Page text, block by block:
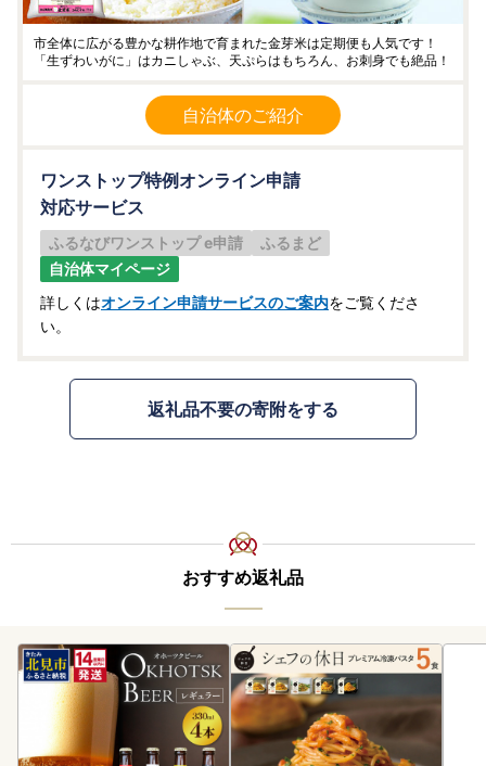
市全体に広がる豊かな耕作地で育まれた金芽米は定期便も人気です！
「生ずわいがに」はカニしゃぶ、天ぷらはもちろん、お刺身でも絶品！
自治体のご紹介
ワンストップ特例オンライン申請
対応サービス
ふるなびワンストップ e申請
ふるまど
自治体マイページ
詳しくはオンライン申請サービスのご案内をご覧くださ
い。
返礼品不要の寄附をする
おすすめ返礼品